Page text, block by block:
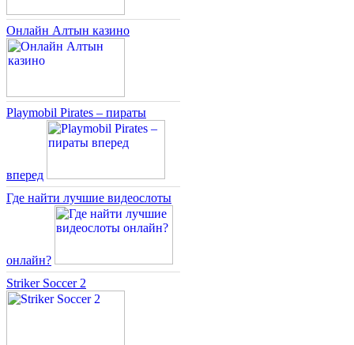
Онлайн Алтын казино
Playmobil Pirates – пираты
вперед
Где найти лучшие видеослоты
онлайн?
Striker Soccer 2